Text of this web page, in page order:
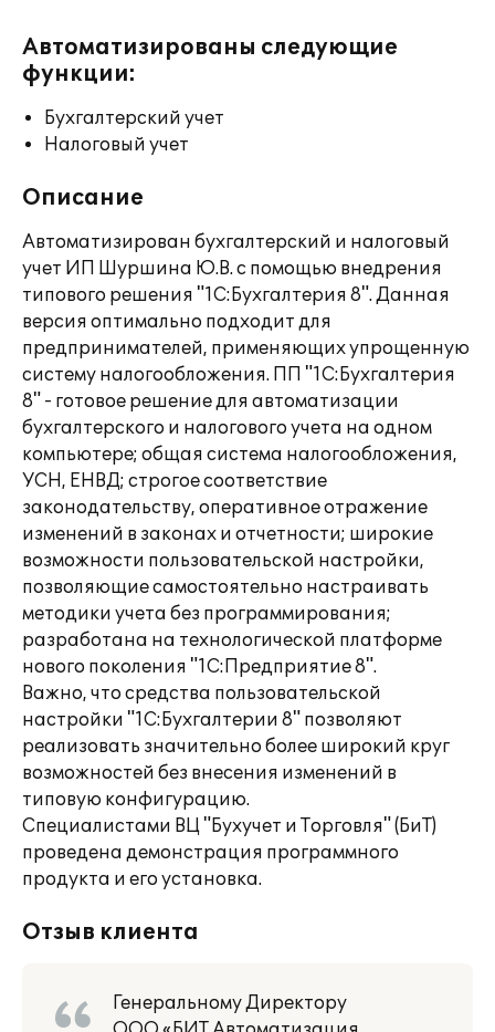
Автоматизированы следующие
функции:
Бухгалтерский учет
Налоговый учет
Описание
Автоматизирован бухгалтерский и налоговый
учет ИП Шуршина Ю.В. с помощью внедрения
типового решения "1С:Бухгалтерия 8". Данная
версия оптимально подходит для
предпринимателей, применяющих упрощенную
систему налогообложения. ПП "1С:Бухгалтерия
8" - готовое решение для автоматизации
бухгалтерского и налогового учета на одном
компьютере; общая система налогообложения,
УСН, ЕНВД; строгое соответствие
законодательству, оперативное отражение
изменений в законах и отчетности; широкие
возможности пользовательской настройки,
позволяющие самостоятельно настраивать
методики учета без программирования;
разработана на технологической платформе
нового поколения "1С:Предприятие 8".
Важно, что средства пользовательской
настройки "1С:Бухгалтерии 8" позволяют
реализовать значительно более широкий круг
возможностей без внесения изменений в
типовую конфигурацию.
Специалистами ВЦ "Бухучет и Торговля" (БиТ)
проведена демонстрация программного
продукта и его установка.
Отзыв клиента
Генеральному Директору